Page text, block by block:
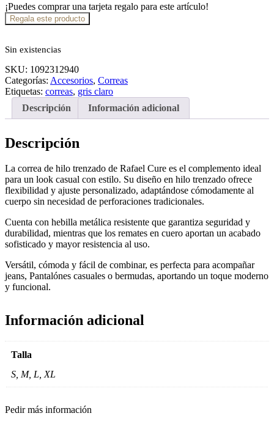
¡Puedes comprar una tarjeta regalo para este artículo!
Regala este producto
Sin existencias
SKU: 1092312940
Categorías: Accesorios, Correas
Etiquetas: correas, gris claro
Descripción
Información adicional
Descripción
La correa de hilo trenzado de Rafael Cure es el complemento ideal
para un look casual con estilo. Su diseño en hilo trenzado ofrece
flexibilidad y ajuste personalizado, adaptándose cómodamente al
cuerpo sin necesidad de perforaciones tradicionales.
Cuenta con hebilla metálica resistente que garantiza seguridad y
durabilidad, mientras que los remates en cuero aportan un acabado
sofisticado y mayor resistencia al uso.
Versátil, cómoda y fácil de combinar, es perfecta para acompañar
jeans, Pantalónes casuales o bermudas, aportando un toque moderno
y funcional.
Información adicional
Talla
S, M, L, XL
Pedir más información